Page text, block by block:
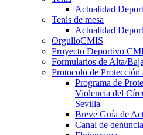
Actualidad
Tenis de mesa
Actualidad
OrgulloCMIS
Proyecto Deportivo
Formularios de Alta/Baja
Protocolo de
Programa de
Violencia del
Sevilla
Breve Guía de
Canal de denuncia